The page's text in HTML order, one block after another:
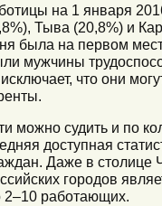
на 1 января
Тыва (20,8%) и
была на первом
мужчины
что они
можно судить и по
доступная
Даже в
городов
2–10 работающих.